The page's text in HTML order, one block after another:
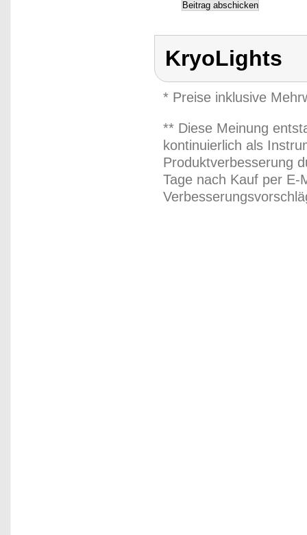
KryoLights
* Preise inklusive
** Diese Meinung
kontinuierlich als
Produktverbesserung
Tage nach Kauf per E-